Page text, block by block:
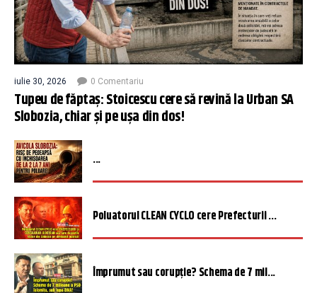
iulie 30, 2026 0 Comentariu
Tupeu de făptaș: Stoicescu cere să revină la Urban SA
Slobozia, chiar și pe ușa din dos!
...
Poluatorul CLEAN CYCLO cere Prefecturii ...
Împrumut sau corupție? Schema de 7 mil...